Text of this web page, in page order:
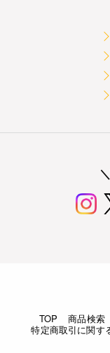
TOP 商品検索
特定商取引に関す